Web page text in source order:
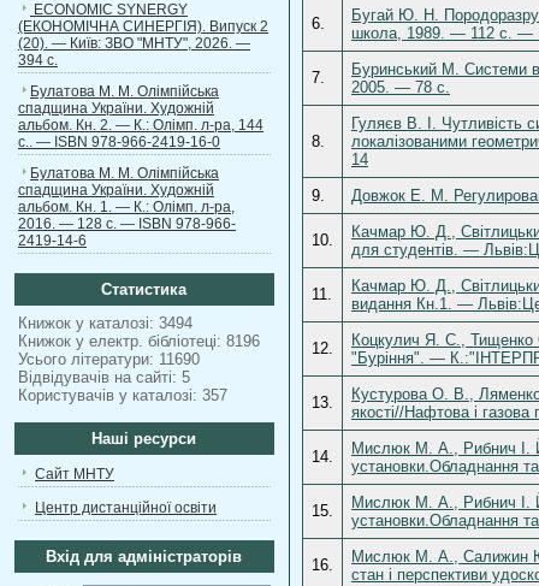
ECONOMIC SYNERGY
(ЕКОНОМІЧНА СИНЕРГІЯ). Випуск 2
(20). — Київ: ЗВО "МНТУ", 2026. —
394 с.
Булатова М. М. Олімпійська
спадщина України. Художній
альбом. Кн. 2. — К.: Олімп. л-ра, 144
с.. — ISBN 978-966-2419-16-0
Булатова М. М. Олімпійська
спадщина України. Художній
альбом. Кн. 1. — К.: Олімп. л-ра,
2016. — 128 с. — ISBN 978-966-
2419-14-6
Статистика
Книжок у каталозі: 3494
Книжок у електр. бібліотеці: 8196
Усього літератури: 11690
Відвідувачів на сайті: 5
Користувачів у каталозі: 357
Наші ресурси
Сайт МНТУ
Центр дистанційної освіти
Вхід для адміністраторів
6.
Бугай Ю. Н.
школа, 1989. — 112 с. —
7.
Буринський М. Системи
2005. — 78 c.
8.
Гуляєв В. І. Чутливість
локалізованими
14
9.
Довжок Е. М.
10.
Качмар Ю. Д.,
для студентів. —
11.
Качмар Ю. Д.,
видання Кн.1. —
12.
Коцкулич Я. С., Тищенко
"Буріння". —
13.
Кустурова О. В.,
якості//Нафтова і
14.
Мислюк М. А., Рибнич І.
установки.Обладнання
15.
Мислюк М. А., Рибнич І.
установки.Обладнання
16.
Мислюк М. А., Салижин
стан і перспективи